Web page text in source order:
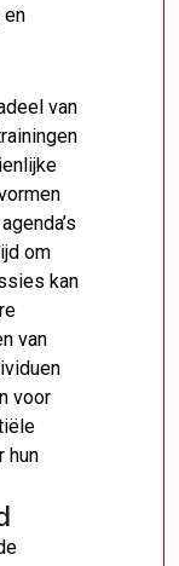
en
van
om
kan
van
voor
hun